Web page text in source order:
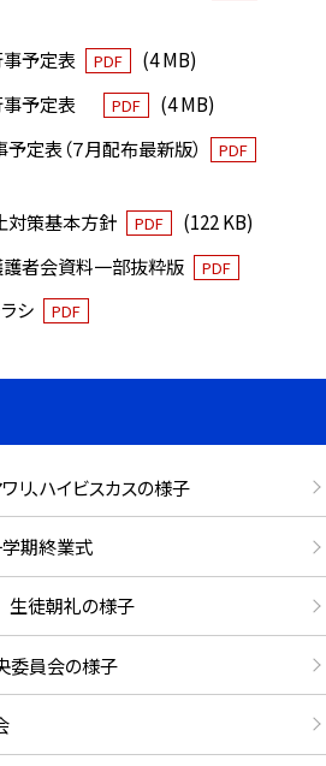
予定表
PDF
(4 MB)
事予定表
PDF
(4 MB)
定表（７月配布最新版）
PDF
対策基本方針
PDF
(122 KB)
者会資料一部抜粋版
PDF
シ PDF
、ハイビスカスの様子
期終業式
生徒朝礼の様子
委員会の様子